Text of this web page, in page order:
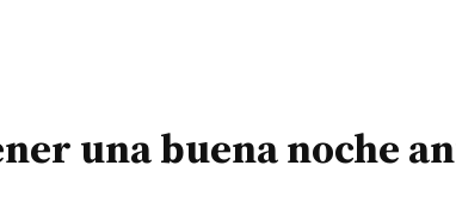
una buena noche